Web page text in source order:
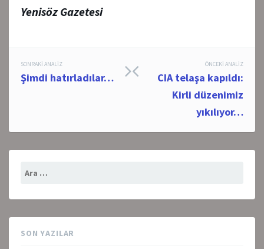
Yenisöz Gazetesi
Post
navigation
ÖNCEKI ANALIZ
CIA telaşa kapıldı:
Kirli düzenimiz
yıkılıyor…
SONRAKI ANALIZ
Şimdi hatırladılar…
SON YAZILAR